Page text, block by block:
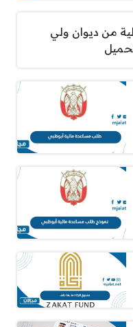
من ديوان ولي